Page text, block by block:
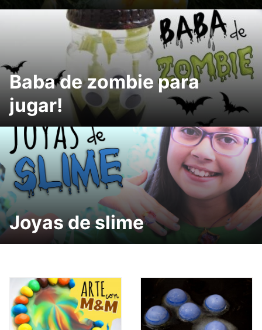
Baba de zombie para
jugar!
Joyas de slime